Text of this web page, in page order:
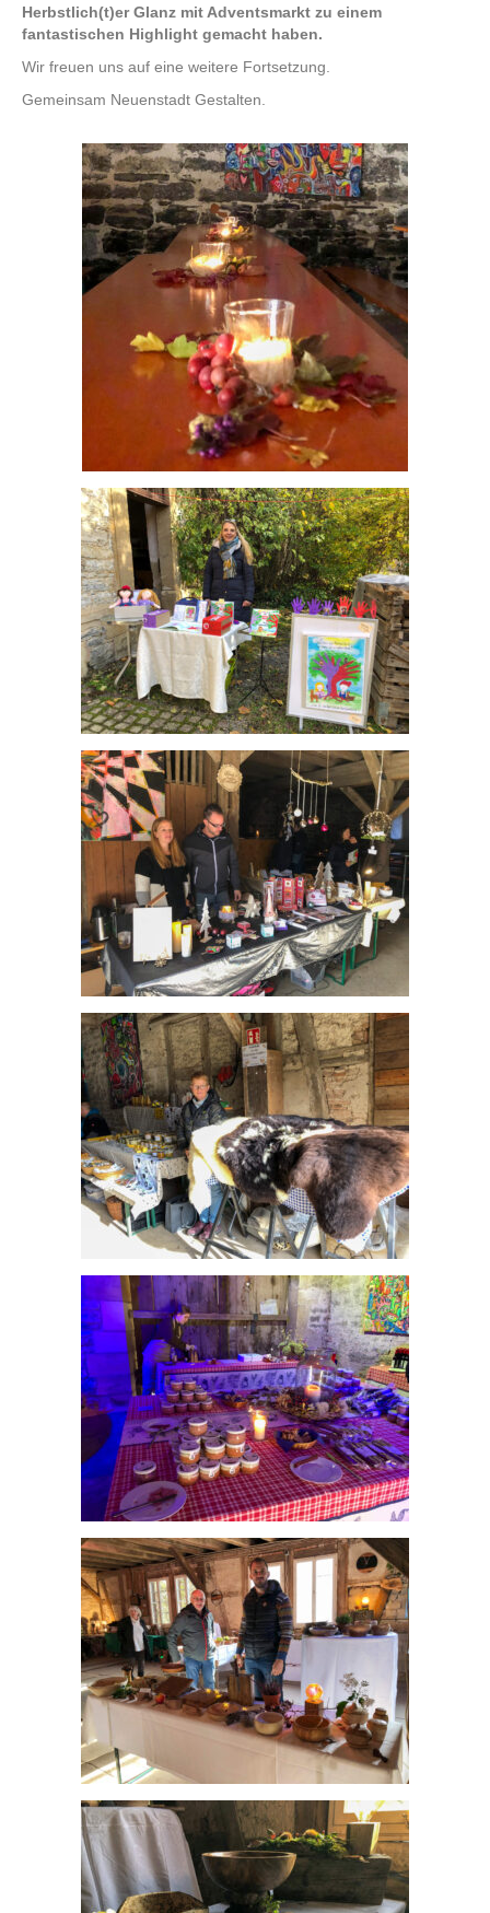
Herbstlich(t)er Glanz mit Adventsmarkt zu einem
fantastischen Highlight gemacht haben.
Wir freuen uns auf eine weitere Fortsetzung.
Gemeinsam Neuenstadt Gestalten.